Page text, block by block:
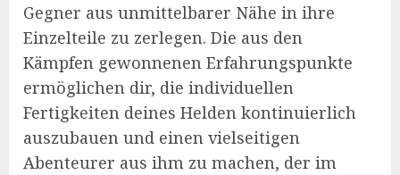
Gegner aus unmittelbarer Nähe in ihre
Einzelteile zu zerlegen. Die aus den
Kämpfen gewonnenen Erfahrungspunkte
ermöglichen dir, die individuellen
Fertigkeiten deines Helden kontinuierlich
auszubauen und einen vielseitigen
Abenteurer aus ihm zu machen, der im